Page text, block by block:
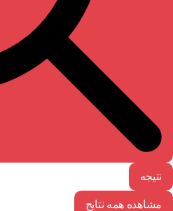
نتیجه
مشاهده همه نتایج